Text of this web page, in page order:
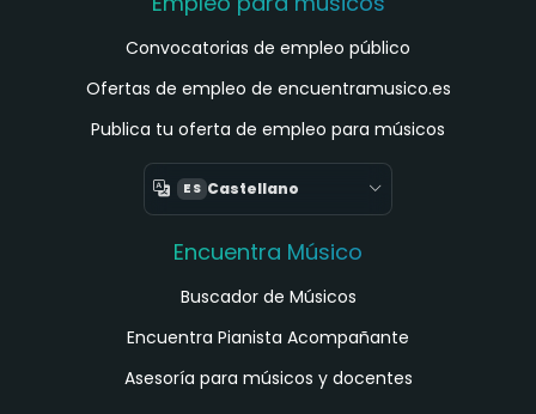
Convocatorias de empleo público
Ofertas de empleo de encuentramusico.es
Publica tu oferta de empleo para músicos
ES Castellano
Encuentra Músico
Buscador de Músicos
Encuentra Pianista Acompañante
Asesoría para músicos y docentes